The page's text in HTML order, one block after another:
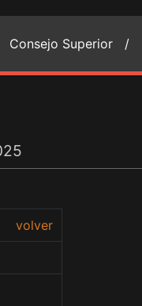
Consejo Superior /
volver